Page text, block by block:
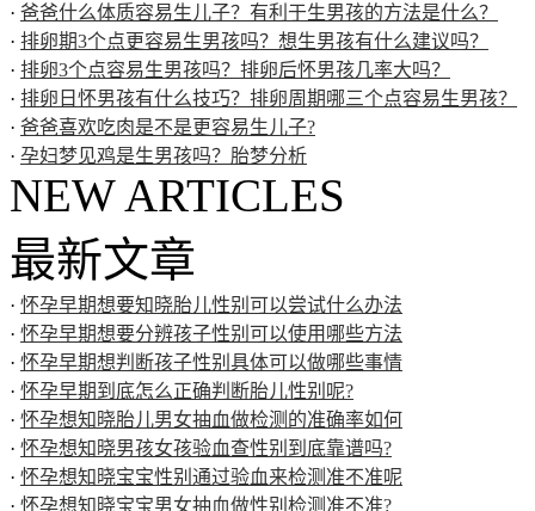
· 爸爸什么体质容易生儿子？有利于生男孩的方法是什么？
· 排卵期3个点更容易生男孩吗？想生男孩有什么建议吗？
· 排卵3个点容易生男孩吗？排卵后怀男孩几率大吗？
· 排卵日怀男孩有什么技巧？排卵周期哪三个点容易生男孩？
· 爸爸喜欢吃肉是不是更容易生儿子?
· 孕妇梦见鸡是生男孩吗？胎梦分析
NEW ARTICLES
最新文章
· 怀孕早期想要知晓胎儿性别可以尝试什么办法
· 怀孕早期想要分辨孩子性别可以使用哪些方法
· 怀孕早期想判断孩子性别具体可以做哪些事情
· 怀孕早期到底怎么正确判断胎儿性别呢?
· 怀孕想知晓胎儿男女抽血做检测的准确率如何
· 怀孕想知晓男孩女孩验血查性别到底靠谱吗?
· 怀孕想知晓宝宝性别通过验血来检测准不准呢
· 怀孕想知晓宝宝男女抽血做性别检测准不准?